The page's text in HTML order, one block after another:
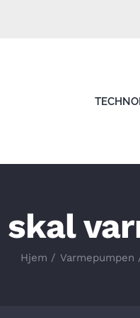
skal
Hjem Varmepumpen